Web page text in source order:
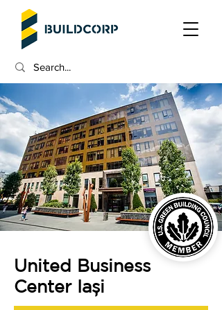
United Business
Center Iași